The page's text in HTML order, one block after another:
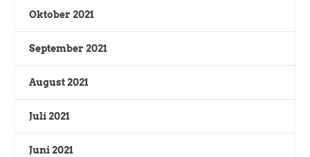
Oktober 2021
September 2021
August 2021
Juli 2021
Juni 2021